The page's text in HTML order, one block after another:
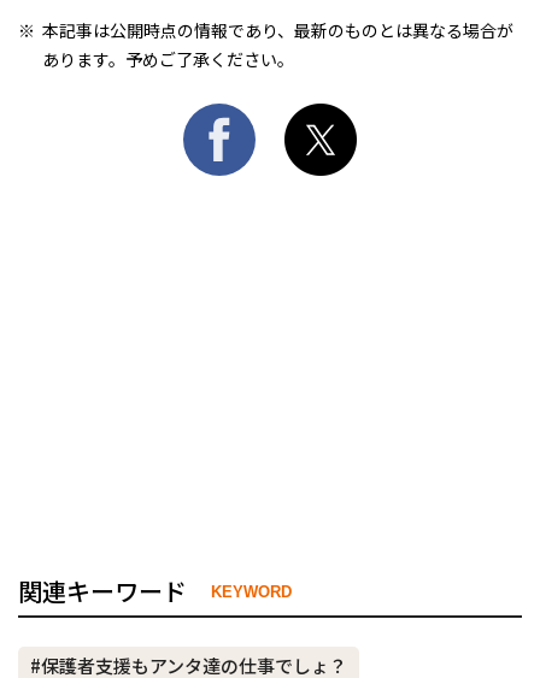
本記事は公開時点の情報であり、最新のものとは異なる場合が
あります。予めご了承ください。
関連キーワード KEYWORD
#保護者支援もアンタ達の仕事でしょ？